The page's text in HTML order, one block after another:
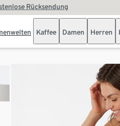
Rücksendung
Kaffee Damen Herren